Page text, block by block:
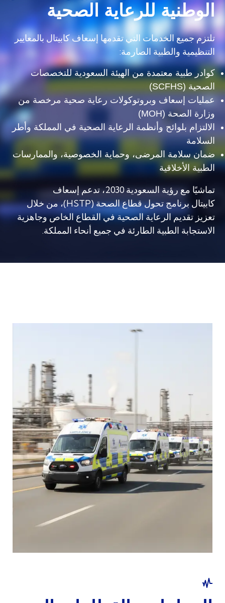
الوطنية للرعاية الصحية
تلتزم جميع الخدمات التي تقدمها إسعافكابيتال بالمعايير
التنظيمية والطبية الصارمة:
كوادر طبية معتمدة منالهيئة السعودية للتخصصات
الصحية (SCFHS)
عمليات إسعاف وبروتوكولات رعاية صحية مرخصة من
وزارة الصحة (MOH)
الالتزام بلوائح وأنظمة الرعاية الصحية في المملكة وأطر
السلامة
ضمان سلامة المرضى، وحماية الخصوصية، والممارسات
الطبية الأخلاقية
تماشيًا معرؤية السعودية 2030 ، تدعمإسعاف
كابيتال برنامجتحول قطاع الصحة (HSTP)
، من خلال
تعزيز تقديم الرعاية الصحية في القطاع الخاص وجاهزية
الاستجابة الطبية الطارئة في جميع أنحاء المملكة.